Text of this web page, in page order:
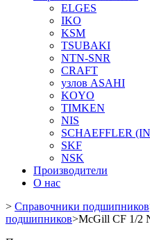
ELGES
IKO
KSM
TSUBAKI
NTN-SNR
CRAFT
узлов ASAHI
KOYO
TIMKEN
NIS
SCHAEFFLER
SKF
NSK
Производители
О нас
> Справочники подшипников
подшипников>McGill CF 1/2